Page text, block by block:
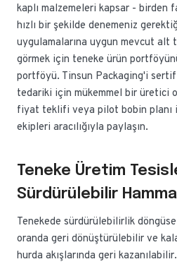
kaplı malzemeleri kapsar - birden
hızlı bir şekilde denemeniz
uygulamalarına uygun mevcut alt
görmek için teneke ürün
portföyü. Tinsun Packaging'i
tedariki için mükemmel bir üretici
fiyat teklifi veya pilot bobin planı
ekipleri aracılığıyla paylaşın.
Teneke Üretim
Sürdürülebilir
Tenekede sürdürülebilirlik
oranda geri dönüştürülebilir ve
hurda akışlarında geri